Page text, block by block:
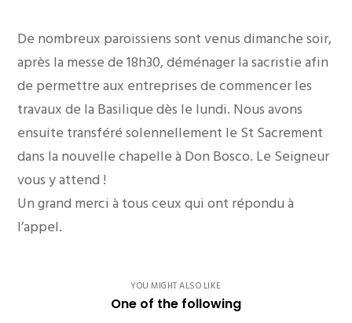
De nombreux paroissiens sont venus dimanche soir,
après la messe de 18h30, déménager la sacristie afin
de permettre aux entreprises de commencer les
travaux de la Basilique dès le lundi. Nous avons
ensuite transféré solennellement le St Sacrement
dans la nouvelle chapelle à Don Bosco. Le Seigneur
vous y attend !
Un grand merci à tous ceux qui ont répondu à
l’appel.
YOU MIGHT ALSO LIKE
One of the following